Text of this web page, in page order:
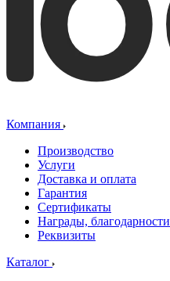
Компания
Производство
Услуги
Доставка и оплата
Гарантия
Сертификаты
Награды, благодарности
Реквизиты
Каталог